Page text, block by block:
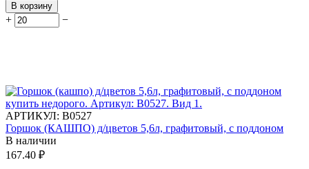
В корзину
+ −
АРТИКУЛ: В0527
Горшок (КАШПО) д/цветов 5,6л, графитовый, с поддоном
В наличии
167.40 ₽